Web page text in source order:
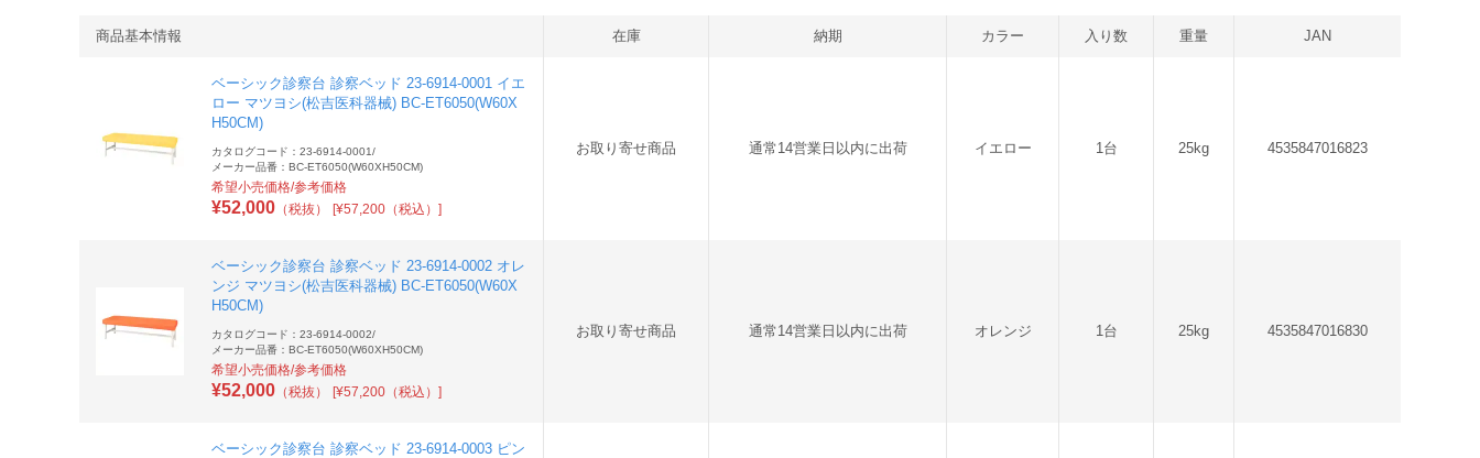
商品基本情報 在庫 納期 カラー 入り数 重量 JAN
ベーシック診察台 診察ベッド 23-6914-0001 イエ
ロー マツヨシ(松吉医科器械) BC-ET6050(W60X
H50CM)
カタログコード：23-6914-0001/
メーカー品番：BC-ET6050(W60XH50CM)
希望小売価格/参考価格
¥52,000 （税抜） [¥57,200（税込）]
お取り寄せ商品 通常14営業日以内に出荷 イエロー 1台 25kg 4535847016823
ベーシック診察台 診察ベッド 23-6914-0002 オレ
ンジ マツヨシ(松吉医科器械) BC-ET6050(W60X
H50CM)
カタログコード：23-6914-0002/
メーカー品番：BC-ET6050(W60XH50CM)
希望小売価格/参考価格
¥52,000 （税抜） [¥57,200（税込）]
お取り寄せ商品 通常14営業日以内に出荷 オレンジ 1台 25kg 4535847016830
ベーシック診察台 診察ベッド 23-6914-0003 ピン